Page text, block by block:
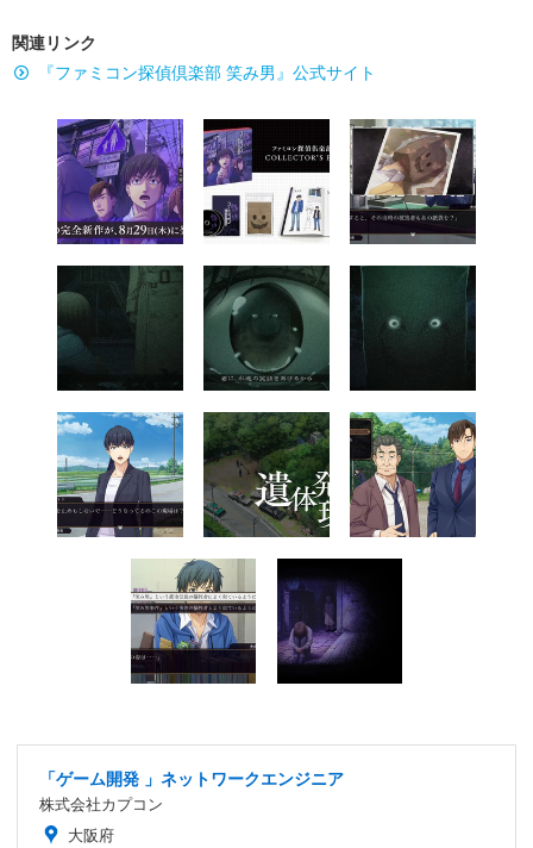
関連リンク
『ファミコン探偵倶楽部 笑み男』公式サイト
「ゲーム開発 」ネットワークエンジニア
株式会社カプコン
大阪府